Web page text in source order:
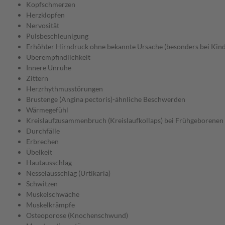
Kopfschmerzen
Herzklopfen
Nervosität
Pulsbeschleunigung
Erhöhter Hirndruck ohne bekannte Ursache (besonders bei
Überempfindlichkeit
Innere Unruhe
Zittern
Herzrhythmusstörungen
Brustenge (Angina pectoris)-ähnliche Beschwerden
Wärmegefühl
Kreislaufzusammenbruch (Kreislaufkollaps) bei
Durchfälle
Erbrechen
Übelkeit
Hautausschlag
Nesselausschlag (Urtikaria)
Schwitzen
Muskelschwäche
Muskelkrämpfe
Osteoporose (Knochenschwund)